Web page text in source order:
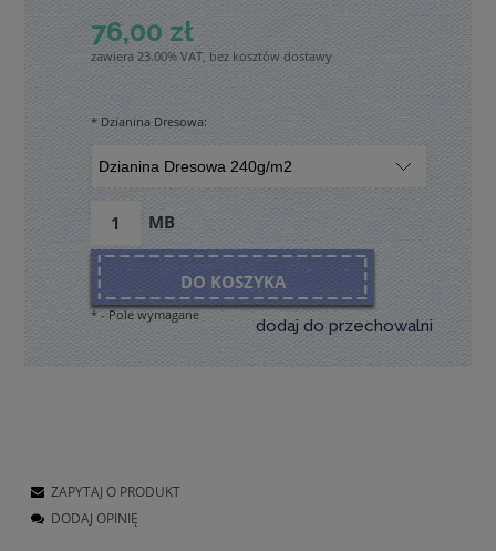
76,00 zł
zawiera 23.00% VAT, bez kosztów dostawy
* Dzianina Dresowa:
MB
DO KOSZYKA
dodaj do przechowalni
*- Pole wymagane
ZAPYTAJ O PRODUKT
DODAJ OPINIĘ